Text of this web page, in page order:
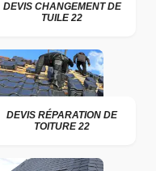
DEVIS CHANGEMENT DE
TUILE 22
DEVIS RÉPARATION DE
TOITURE 22